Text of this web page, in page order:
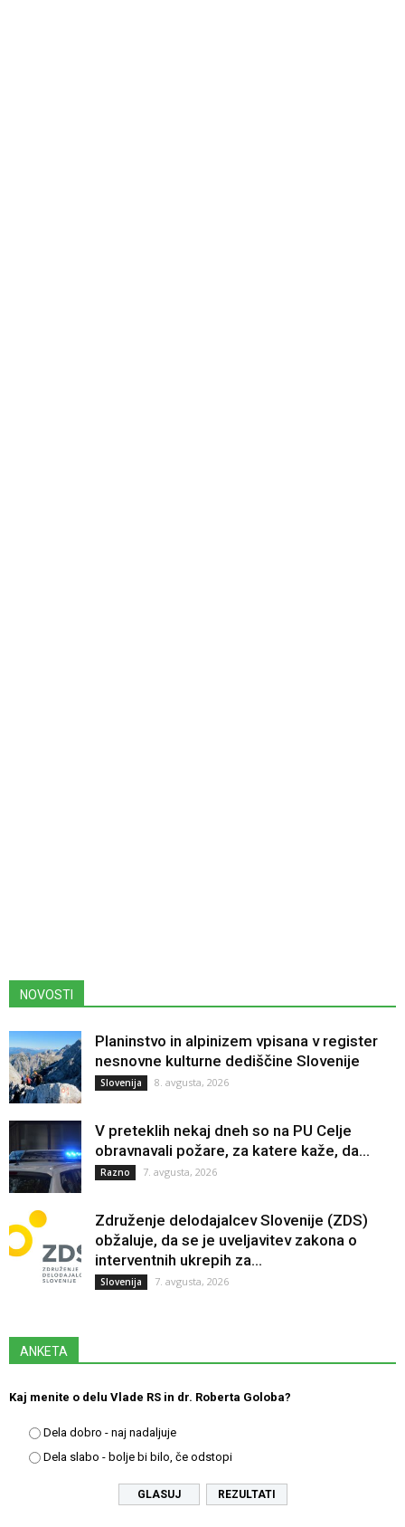
NOVOSTI
Planinstvo in alpinizem vpisana v register
nesnovne kulturne dediščine Slovenije
Slovenija 8. avgusta, 2026
V preteklih nekaj dneh so na PU Celje
obravnavali požare, za katere kaže, da...
Razno 7. avgusta, 2026
Združenje delodajalcev Slovenije (ZDS)
obžaluje, da se je uveljavitev zakona o
interventnih ukrepih za...
Slovenija 7. avgusta, 2026
ANKETA
Kaj menite o delu Vlade RS in dr. Roberta Goloba?
Dela dobro - naj nadaljuje
Dela slabo - bolje bi bilo, če odstopi
REZULTATI